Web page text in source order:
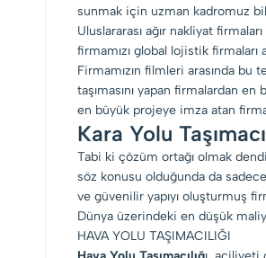
sunmak için uzman kadromuz
Uluslararası ağır nakliyat
firmamızı global lojistik firmaları
Firmamızın filmleri arasında bu
taşımasını yapan firmalardan
en büyük projeye imza atan
Kara Yolu
Tabi ki çözüm ortağı olmak
söz konusu olduğunda da
ve güvenilir yapıyı oluşturmuş
Dünya üzerindeki en düşük
HAVA YOLU TAŞIMACILIĞI